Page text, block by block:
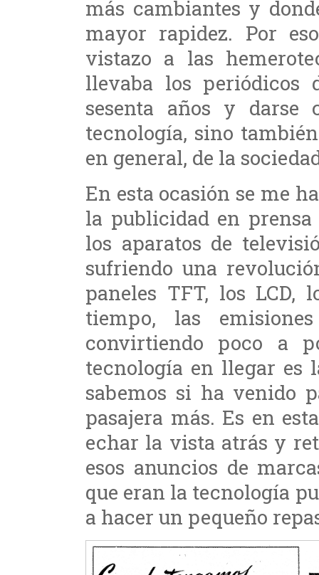
más cambiantes y
mayor rapidez. Por
vistazo a las
llevaba los periódicos
sesenta años y darse
tecnología, sino
en general, de la
En esta ocasión se me
la publicidad en prensa
los aparatos de
sufriendo una
paneles TFT, los LCD,
tiempo, las
convirtiendo poco a
tecnología en llegar es
sabemos si ha venido
pasajera más. Es en
echar la vista atrás y
esos anuncios de
que eran la tecnología
a hacer un pequeño